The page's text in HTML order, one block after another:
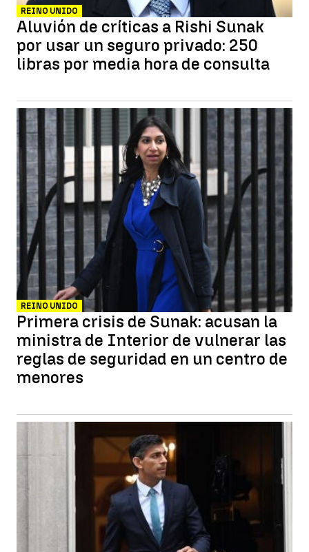
REINO UNIDO
Aluvión de críticas a Rishi Sunak
por usar un seguro privado: 250
libras por media hora de consulta
REINO UNIDO
Primera crisis de Sunak: acusan la
ministra de Interior de vulnerar las
reglas de seguridad en un centro de
menores